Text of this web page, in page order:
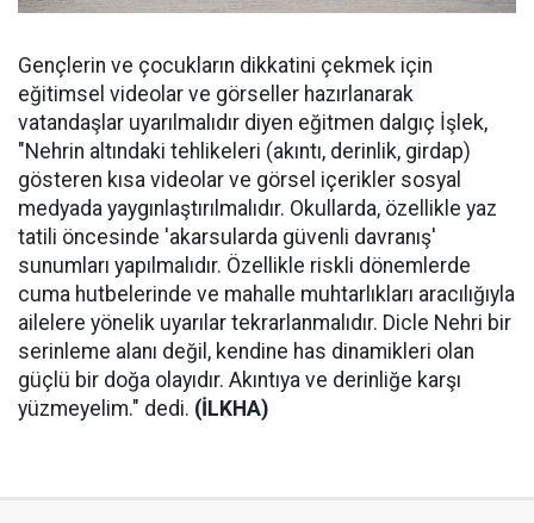
Gençlerin ve çocukların dikkatini çekmek için
eğitimsel videolar ve görseller hazırlanarak
vatandaşlar uyarılmalıdır diyen eğitmen dalgıç İşlek,
"Nehrin altındaki tehlikeleri (akıntı, derinlik, girdap)
gösteren kısa videolar ve görsel içerikler sosyal
medyada yaygınlaştırılmalıdır. Okullarda, özellikle yaz
tatili öncesinde 'akarsularda güvenli davranış'
sunumları yapılmalıdır. Özellikle riskli dönemlerde
cuma hutbelerinde ve mahalle muhtarlıkları aracılığıyla
ailelere yönelik uyarılar tekrarlanmalıdır. Dicle Nehri bir
serinleme alanı değil, kendine has dinamikleri olan
güçlü bir doğa olayıdır. Akıntıya ve derinliğe karşı
yüzmeyelim." dedi. (İLKHA)